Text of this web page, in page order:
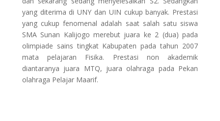
yang diterima di UNY dan UIN cukup banyak. Prestasi
yang cukup fenomenal adalah saat salah satu siswa
SMA Sunan Kalijogo merebut juara ke 2 (dua) pada
olimpiade sains tingkat Kabupaten pada tahun 2007
mata pelajaran Fisika. Prestasi non akademik
diantaranya juara MTQ, juara olahraga pada Pekan
olahraga Pelajar Maarif.